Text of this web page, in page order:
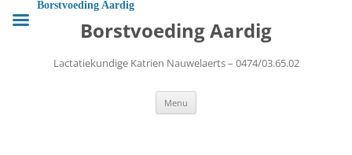
naar
de Borstvoeding Aardig
Lactatiekundige Katrien Nauwelaerts – 0474/03.65.02
Menu
Borstvoeding Aardig